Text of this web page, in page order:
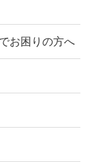
お困りの方へ